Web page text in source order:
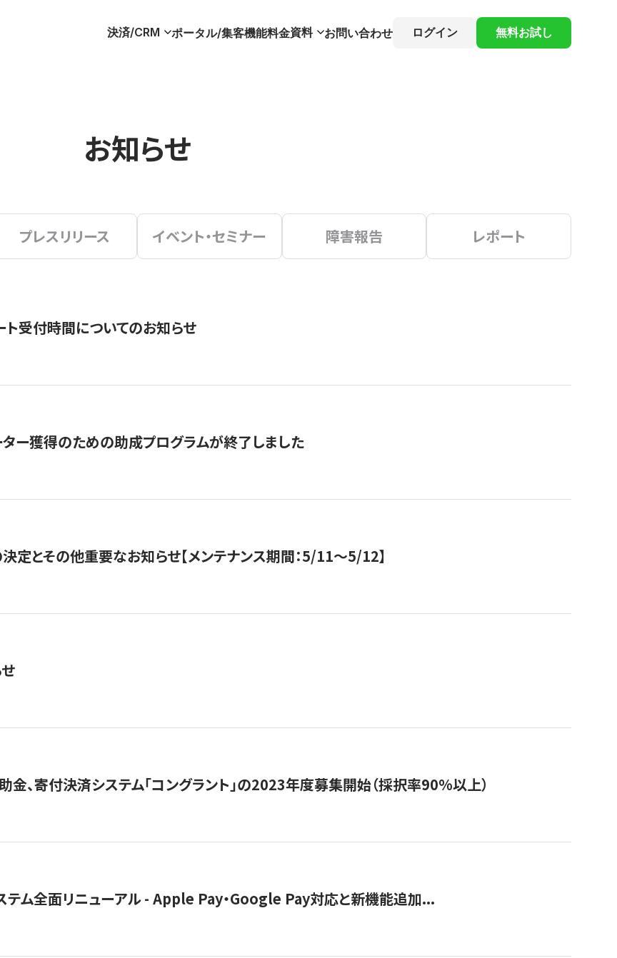
決済/CRM ポータル/集客機能料金資料 お問い合わせ ログイン 無料お試し
お知らせ
プレスリリース イベント・セミナー 障害報告 レポート
受付時間についてのお知らせ
ー獲得のための助成プログラムが終了しました
定とその他重要なお知らせ【メンテナンス期間：5/11～5/12】
、寄付決済システム「コングラント」の2023年度募集開始（採択率90%以上）
テム全面リニューアル - Apple Pay・Google Pay対応と新機能追加...